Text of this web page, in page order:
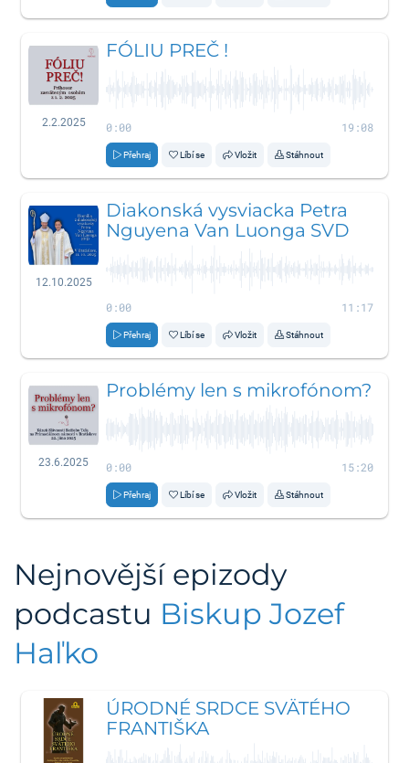
2.2.2025
FÓLIU PREČ !
0:00 19:08
Přehraj Líbí se Vložit Stáhnout
12.10.2025
Diakonská vysviacka Petra
Nguyena Van Luonga SVD
0:00 11:17
Přehraj Líbí se Vložit Stáhnout
23.6.2025
Problémy len s mikrofónom?
0:00 15:20
Přehraj Líbí se Vložit Stáhnout
Nejnovější epizody
podcastu Biskup Jozef
Haľko
ÚRODNÉ SRDCE SVÄTÉHO
FRANTIŠKA